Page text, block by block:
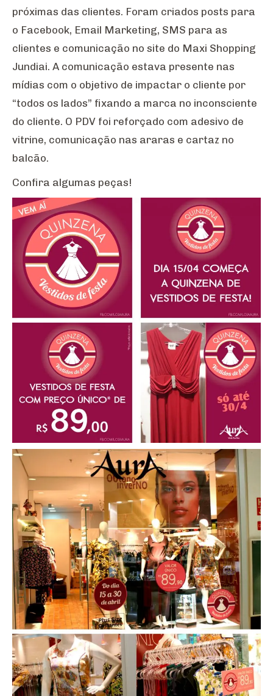
próximas das clientes. Foram criados posts para
o Facebook, Email Marketing, SMS para as
clientes e comunicação no site do Maxi Shopping
Jundiai. A comunicação estava presente nas
mídias com o objetivo de impactar o cliente por
“todos os lados” fixando a marca no inconsciente
do cliente. O PDV foi reforçado com adesivo de
vitrine, comunicação nas araras e cartaz no
balcão.
Confira algumas peças!